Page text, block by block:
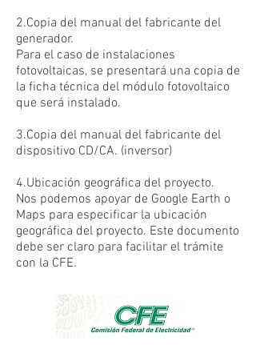
2.Copia del manual del fabricante del
generador.
Para el caso de instalaciones
fotovoltaicas, se presentará una copia de
la ficha técnica del módulo fotovoltaico
que será instalado.
3.Copia del manual del fabricante del
dispositivo CD/CA. (inversor)
4.Ubicación geográfica del proyecto.
Nos podemos apoyar de Google Earth o
Maps para especificar la ubicación
geográfica del proyecto. Este documento
debe ser claro para facilitar el trámite
con la CFE.